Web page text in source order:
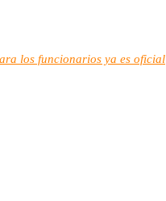
los funcionarios ya es oficial